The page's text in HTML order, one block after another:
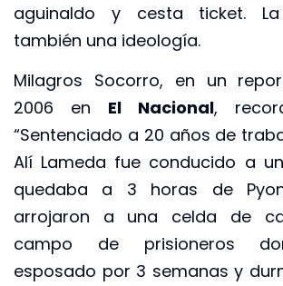
aguinaldo y cesta ticket.
también una ideología.
Milagros Socorro, en un
2006 en El Nacional,
“Sentenciado a 20 años de
Alí Lameda fue conducido a
quedaba a 3 horas de
arrojaron a una celda de
campo de prisioneros
esposado por 3 semanas y